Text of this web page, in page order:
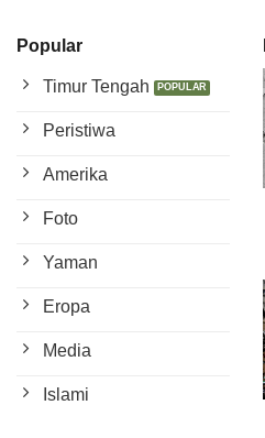
Popular
Timur Tengah
Peristiwa
Amerika
Foto
Yaman
Eropa
Media
Islami